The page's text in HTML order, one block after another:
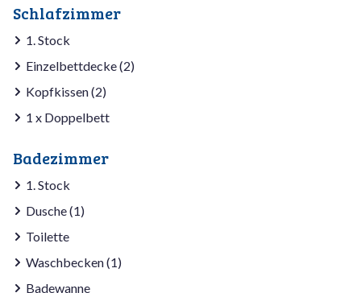
Schlafzimmer
1. Stock
Einzelbettdecke (2)
Kopfkissen (2)
1 x Doppelbett
Badezimmer
1. Stock
Dusche (1)
Toilette
Waschbecken (1)
Badewanne